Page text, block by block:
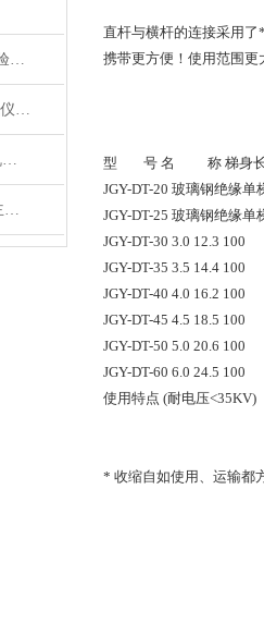
防雷数字接地电阻测试仪试验步骤
HLY-200C智能回路电阻测试仪产品特征
KLRB-3型全自动电缆热补机使用说明
LFY-406点对点电阻测试仪主要用途特征
直杆与横杆的连接采用
携带更方便！使用范围更
型 号 名 称 梯身长
JGY-DT-20 玻璃钢绝缘单
JGY-DT-25 玻璃钢绝缘单
JGY-DT-30 3.0 12.3 100
JGY-DT-35 3.5 14.4 100
JGY-DT-40 4.0 16.2 100
JGY-DT-45 4.5 18.5 100
JGY-DT-50 5.0 20.6 100
JGY-DT-60 6.0 24.5 100
使用特点 (耐电压<35KV)
* 收缩自如使用、运输都